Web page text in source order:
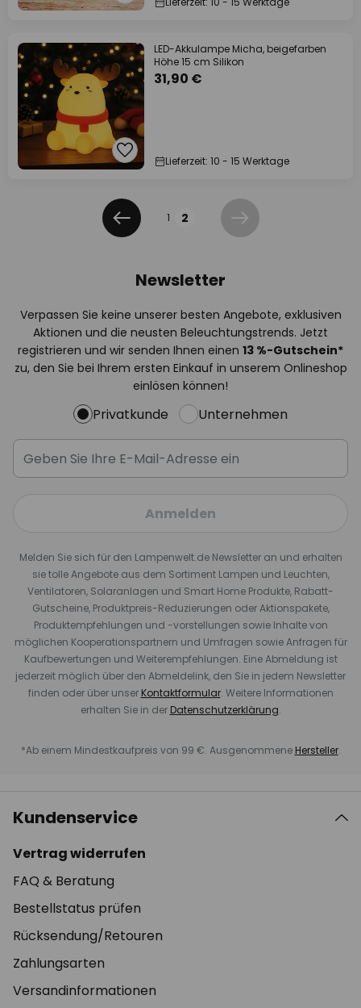
LED-Akkulampe Micha, beigefarben
Höhe 15 cm Silikon
31,90 €
Lieferzeit: 10 - 15 Werktage
Zurück
1 2 Weiter
Newsletter
Verpassen Sie keine unserer besten Angebote, exklusiven
Aktionen und die neusten Beleuchtungstrends. Jetzt
registrieren und wir senden Ihnen einen 13 %-Gutschein*
zu, den Sie bei Ihrem ersten Einkauf in unserem Onlineshop
einlösen können!
Privatkunde Unternehmen
Anmelden
Melden Sie sich für den Lampenwelt.de Newsletter an und erhalten
sie tolle Angebote aus dem Sortiment Lampen und Leuchten,
Ventilatoren, Solaranlagen und Smart Home Produkte, Rabatt-
Gutscheine, Produktpreis-Reduzierungen oder Aktionspakete,
Produktempfehlungen und -vorstellungen sowie Inhalte von
möglichen Kooperationspartnern und Umfragen sowie Anfragen für
Kaufbewertungen und Weiterempfehlungen. Eine Abmeldung ist
jederzeit möglich über den Abmeldelink, den Sie in jedem Newsletter
finden oder über unser Kontaktformular. Weitere Informationen
erhalten Sie in der Datenschutzerklärung.
*Ab einem Mindestkaufpreis von 99 €. Ausgenommene Hersteller.
Kundenservice
Vertrag widerrufen
FAQ & Beratung
Bestellstatus prüfen
Rücksendung/Retouren
Zahlungsarten
Versandinformationen